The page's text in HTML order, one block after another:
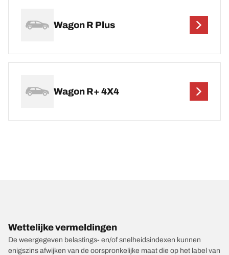
Wagon R Plus
Wagon R+ 4X4
Wettelijke vermeldingen
De weergegeven belastings- en/of snelheidsindexen kunnen
enigszins afwijken van de oorspronkelijke maat die op het label van